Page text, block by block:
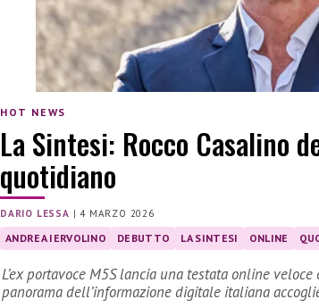
HOT NEWS
La Sintesi: Rocco Casalino
quotidiano
DARIO LESSA |4 MARZO 2026
ANDREA IERVOLINO DEBUTTO LA SINTESI ONLINE
L’ex portavoce M5S lancia una testata online
panorama dell’informazione digitale italiana